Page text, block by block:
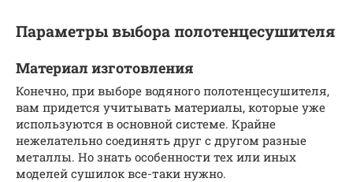
Параметры выбора полотенцесушителя
Материал изготовления
Конечно, при выборе водяного полотенцесушителя,
вам придется учитывать материалы, которые уже
используются в основной системе. Крайне
нежелательно соединять друг с другом разные
металлы. Но знать особенности тех или иных
моделей сушилок все-таки нужно.